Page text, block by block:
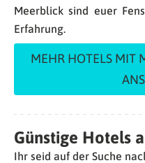
Meerblick sind euer
Erfahrung.
MEHR HOTELS MIT
Günstige Hotels
Ihr seid auf der Suche